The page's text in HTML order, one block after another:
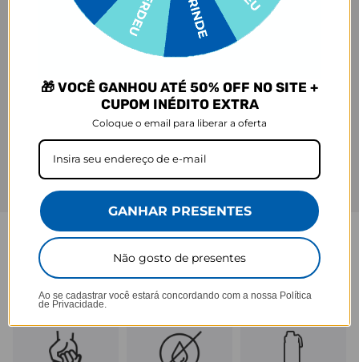
GARRAFA FRESH
Praticidade que acompanha seu ritmo.
🎁 VOCÊ GANHOU ATÉ 50% OFF NO SITE +
CUPOM INÉDITO EXTRA
Coloque o email para liberar a oferta
GANHAR PRESENTES
Não gosto de presentes
Ao se cadastrar você estará concordando com a nossa Política
de Privacidade.